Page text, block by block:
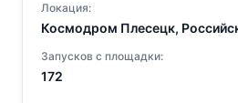
Локация:
Космодром Плесецк,
Запусков с площадки:
172